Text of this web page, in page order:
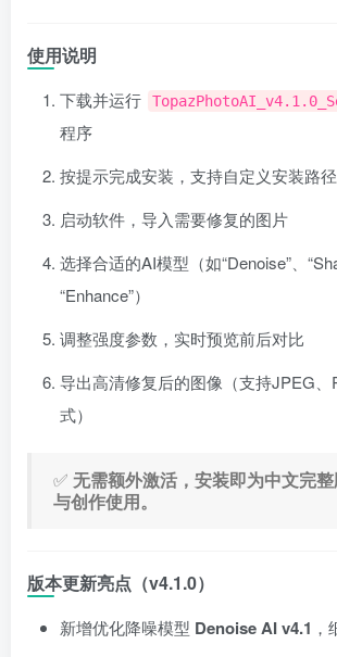
使用说明
下载并运行
程序
按提示完成安装，支持自定义安装路径
启动软件，导入需要修复的图片
选择合适的AI模型（如“Denoise”、
“Enhance”）
调整强度参数，实时预览前后对比
导出高清修复后的图像（支持JPEG、
式）
✅ 无需额外激活，安装即为中文完
与创作使用。
版本更新亮点（v4.1.0）
新增优化降噪模型 Denoise AI v4.1